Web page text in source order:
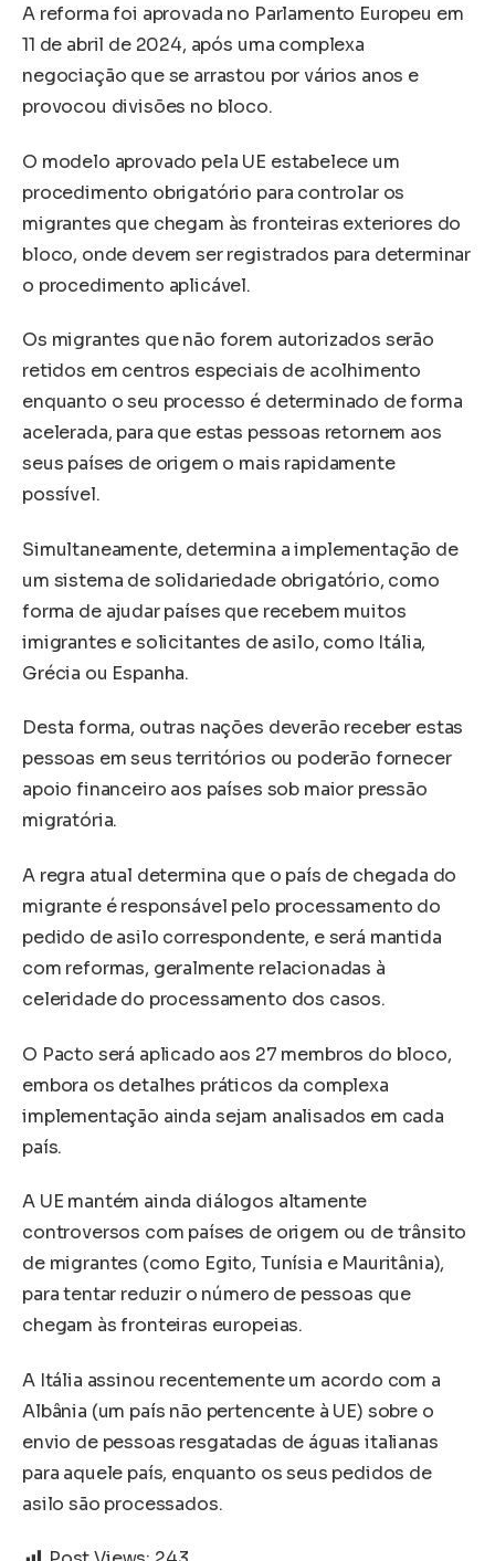
A reforma foi aprovada no Parlamento Europeu em
11 de abril de 2024, após uma complexa
negociação que se arrastou por vários anos e
provocou divisões no bloco.
O modelo aprovado pela UE estabelece um
procedimento obrigatório para controlar os
migrantes que chegam às fronteiras exteriores do
bloco, onde devem ser registrados para determinar
o procedimento aplicável.
Os migrantes que não forem autorizados serão
retidos em centros especiais de acolhimento
enquanto o seu processo é determinado de forma
acelerada, para que estas pessoas retornem aos
seus países de origem o mais rapidamente
possível.
Simultaneamente, determina a implementação de
um sistema de solidariedade obrigatório, como
forma de ajudar países que recebem muitos
imigrantes e solicitantes de asilo, como Itália,
Grécia ou Espanha.
Desta forma, outras nações deverão receber estas
pessoas em seus territórios ou poderão fornecer
apoio financeiro aos países sob maior pressão
migratória.
A regra atual determina que o país de chegada do
migrante é responsável pelo processamento do
pedido de asilo correspondente, e será mantida
com reformas, geralmente relacionadas à
celeridade do processamento dos casos.
O Pacto será aplicado aos 27 membros do bloco,
embora os detalhes práticos da complexa
implementação ainda sejam analisados em cada
país.
A UE mantém ainda diálogos altamente
controversos com países de origem ou de trânsito
de migrantes (como Egito, Tunísia e Mauritânia),
para tentar reduzir o número de pessoas que
chegam às fronteiras europeias.
A Itália assinou recentemente um acordo com a
Albânia (um país não pertencente à UE) sobre o
envio de pessoas resgatadas de águas italianas
para aquele país, enquanto os seus pedidos de
asilo são processados.